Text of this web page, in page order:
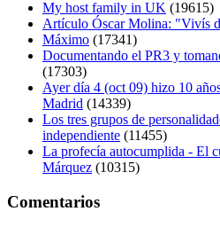
My host family in UK (19615)
Artículo Óscar Molina: "Vivís
Máximo (17341)
Documentando el PR3 y
(17303)
Ayer día 4 (oct 09) hizo 10
Madrid (14339)
Los tres grupos de
independiente (11455)
La profecía autocumplida - El
Márquez (10315)
Comentarios